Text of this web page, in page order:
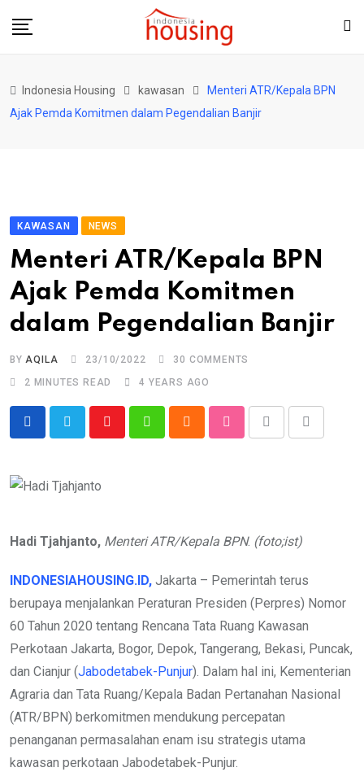
Indonesia Housing kawasan
Menteri ATR/Kepala BPN
Ajak Pemda Komitmen dalam Pegendalian Banjir
KAWASAN NEWS
Menteri ATR/Kepala BPN
Ajak Pemda Komitmen
dalam Pegendalian Banjir
BY AQILA 23/10/2022 30 COMMENTS
2 MINUTES READ
4 YEARS AGO
YoutubeWhatsappCloud StumbleUpon
Print
Share
Hadi Tjahjanto, Menteri ATR/Kepala BPN. (foto;ist)
INDONESIAHOUSING.ID, Jakarta – Pemerintah terus
berupaya menjalankan Peraturan Presiden (Perpres) Nomor
60 Tahun 2020 tentang Rencana Tata Ruang Kawasan
Perkotaan Jakarta, Bogor, Depok, Tangerang, Bekasi, Puncak,
dan Cianjur (Jabodetabek-Punjur). Dalam hal ini, Kementerian
Agraria dan Tata Ruang/Kepala Badan Pertanahan Nasional
(ATR/BPN) berkomitmen mendukung percepatan
penanganan permasalahan enam isu strategis utama
kawasan perkotaan Jabodetabek-Punjur.